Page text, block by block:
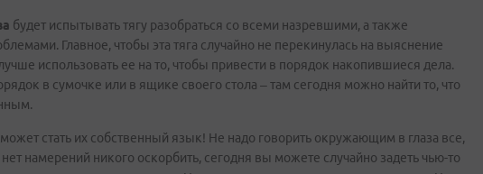
будет испытывать тягу разобраться со всеми назревшими, а также
Главное, чтобы эта тяга случайно не перекинулась на выяснение
использовать ее на то, чтобы привести в порядок накопившиеся дела.
в сумочке или в ящике своего стола – там сегодня можно найти то, что
может стать их собственный язык! Не надо говорить окружающим в глаза все,
намерений никого оскорбить, сегодня вы можете случайно задеть чью-то